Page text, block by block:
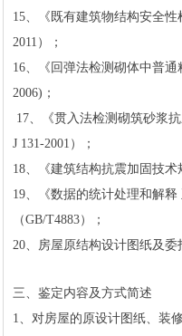
15、《既有建筑物结构安全
2011）；
16、《回弹法检测砌体中普
2006)；
17、《贯入法检测砌筑砂浆抗
J 131-2001）；
18、《建筑结构抗震加固技术
19、《数据的统计处理和解释
（GB/T4883）；
20、房屋原结构设计图纸及委
三、鉴定内容及方式简述
1、对房屋的原设计图纸、装